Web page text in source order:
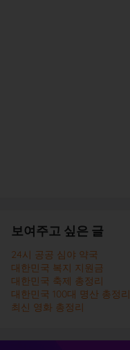
보여주고 싶은 글
24시 공공 심야 약국
대한민국 복지 지원금
대한민국 축제 총정리
대한민국 100대 명산 총정리
최신 영화 총정리